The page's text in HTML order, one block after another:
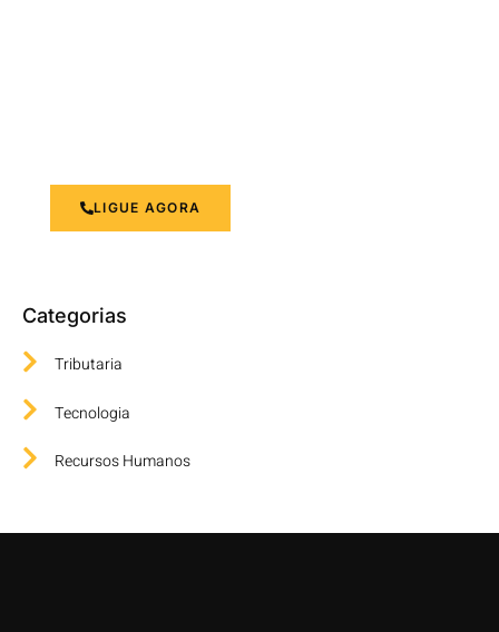
LIGUE AGORA
Categorias
Tributaria
Tecnologia
Recursos Humanos